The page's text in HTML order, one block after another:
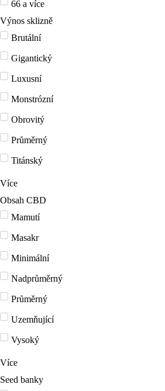
66 a více
Výnos sklizně
Brutální
Gigantický
Luxusní
Monstrózní
Obrovitý
Průměrný
Titánský
Více
Obsah CBD
Mamutí
Masakr
Minimální
Nadprůměrný
Průměrný
Uzemňující
Vysoký
Více
Seed banky